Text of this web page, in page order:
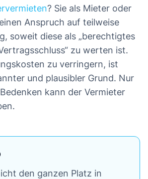
? Sie als Mieter oder
Anspruch auf teilweise
soweit diese als „berechtigtes
zu werten ist.
zu verringern, ist
und plausibler Grund. Nur
kann der Vermieter
den ganzen Platz in